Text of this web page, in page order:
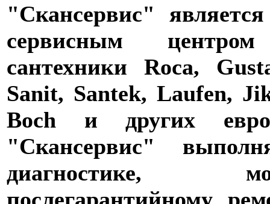
"Скансервис"
сервисным
сантехники Roca,
Sanit, Santek, Laufen,
Boch и других
"Скансервис"
диагностике,